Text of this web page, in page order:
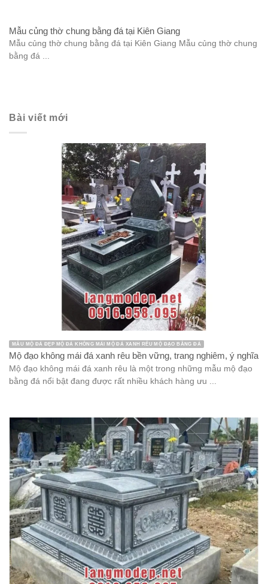
Mẫu củng thờ chung bằng đá tại Kiên Giang
Mẫu củng thờ chung bằng đá tại Kiên Giang Mẫu củng thờ chung
bằng đá ...
Bài viết mới
MẪU MỘ ĐÁ ĐẸP MỘ ĐÁ KHÔNG MÁI MỘ ĐÁ XANH RÊU MỘ ĐẠO BẰNG ĐÁ
Mộ đạo không mái đá xanh rêu bền vững, trang nghiêm, ý nghĩa
Mộ đạo không mái đá xanh rêu là một trong những mẫu mộ đạo
bằng đá nổi bật đang được rất nhiều khách hàng ưu ...